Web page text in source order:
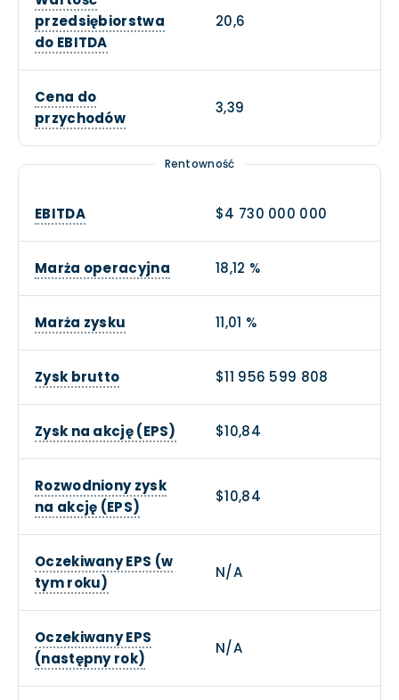
przedsiębiorstwa
do EBITDA
20,6
Cena do
przychodów
3,39
Rentowność
EBITDA $4 730 000 000
Marża operacyjna 18,12 %
Marża zysku 11,01 %
Zysk brutto $11 956 599 808
Zysk na akcję (EPS) $10,84
Rozwodniony zysk
na akcję (EPS)
$10,84
Oczekiwany EPS (w
tym roku)
N/A
Oczekiwany EPS
(następny rok)
N/A